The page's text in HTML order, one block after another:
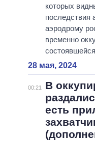
которых
последствия
аэродрому
временно
28 мая, 2024
00:21
В
есть